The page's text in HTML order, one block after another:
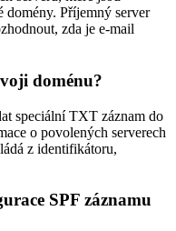
domény. Příjemný server
zda je e-mail
doménu?
speciální TXT záznam do
o povolených serverech
z identifikátoru,
SPF záznamu